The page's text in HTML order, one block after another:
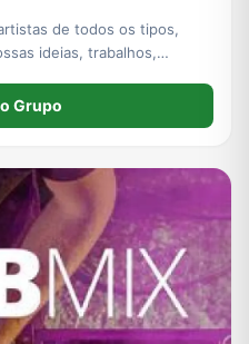
de todos os tipos,
ideias, trabalhos,
vocês e descobrir
mundo a
Grupo